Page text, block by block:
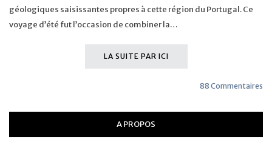
géologiques saisissantes propres à cette région du Portugal. Ce
voyage d’été fut l’occasion de combiner la…
LA SUITE PAR ICI
88 Commentaires
A PROPOS